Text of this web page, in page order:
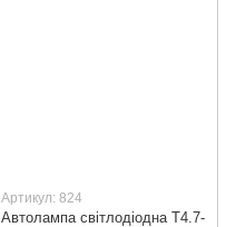
Артикул: 824
Автолампа світлодіодна T4.7-